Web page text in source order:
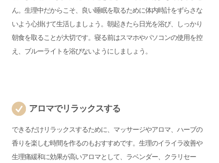
ん。 生理中だからこそ、良い睡眠を取るために体内時計をずらさな
いよう心掛けて生活しましょう。朝起きたら日光を浴び、しっかり
朝食を取ることが大切です。寝る前はスマホやパソコンの使用を控
え、ブルーライトを浴びないようにしましょう。
アロマでリラックスする
できるだけリラックスするために、マッサージやアロマ、ハーブの
香りを楽しむ時間を作るのもおすすめです。生理のイライラ改善や
生理痛緩和に効果が高いアロマとして、ラベンダー、クラリセー